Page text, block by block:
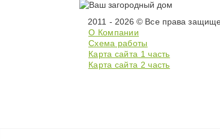
2011 - 2026 © Все права
О Компании
Схема работы
Карта сайта 1 часть
Карта сайта 2 часть